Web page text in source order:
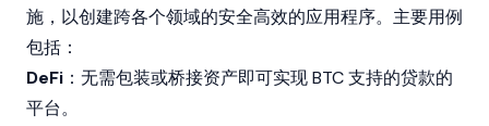
施，以创建跨各个领域的安全高效的应用程序。主要用例
包括：
DeFi ：无需包装或桥接资产即可实现 BTC 支持的贷款的
平台。